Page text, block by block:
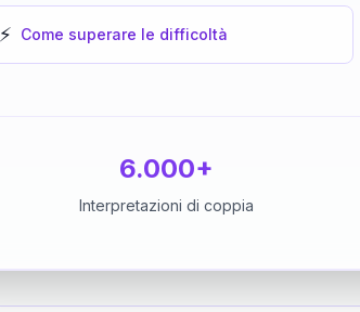
⚡ Come superare le difficoltà
6.000+
Interpretazioni di coppia